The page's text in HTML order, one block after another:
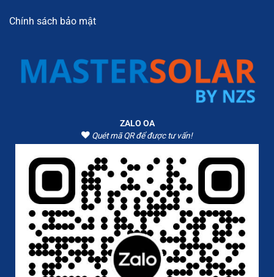
Chính sách bảo mật
ZALO OA
Quét mã QR để được tư vấn!